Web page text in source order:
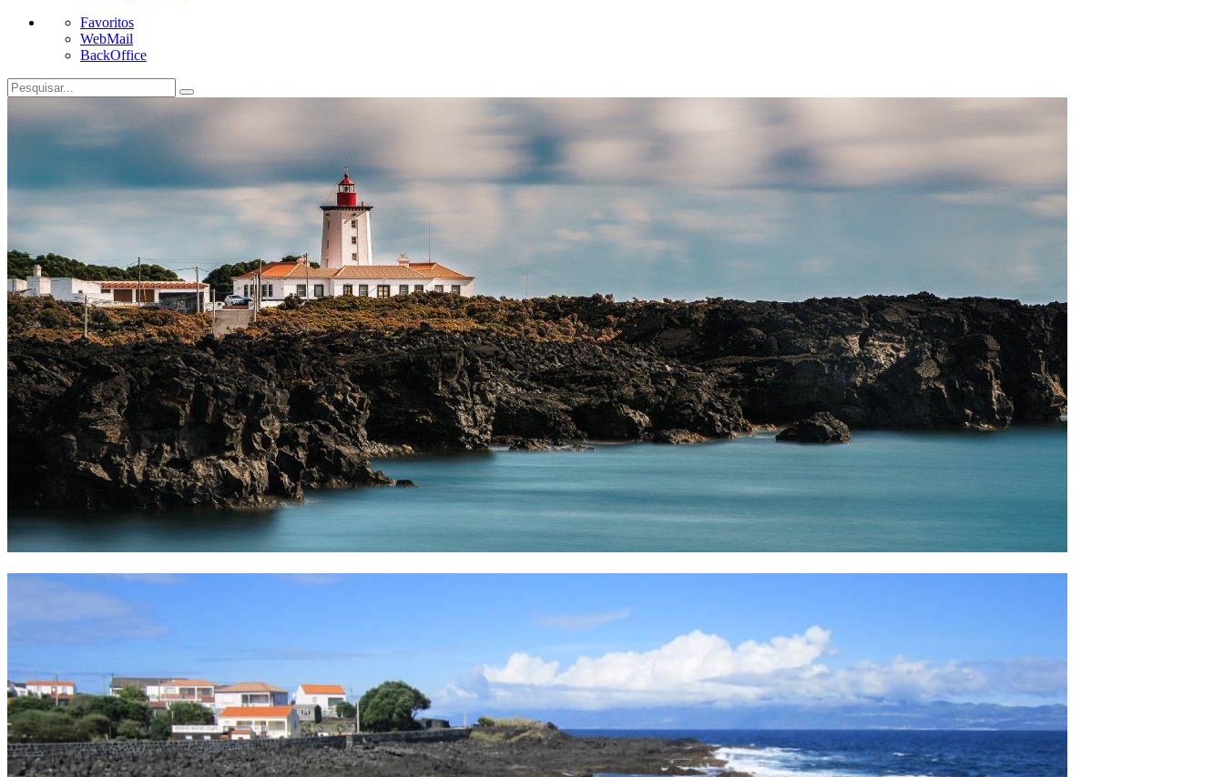
Favoritos
WebMail
BackOffice